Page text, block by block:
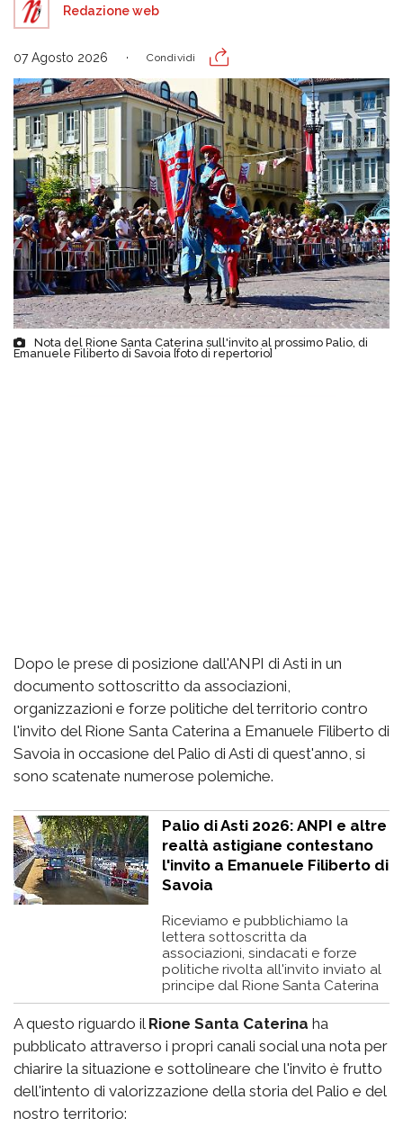
Redazione web
07 Agosto 2026 Condividi
Nota del Rione Santa Caterina sull'invito al prossimo Palio, di
Emanuele Filiberto di Savoia [foto di repertorio]
Dopo le prese di posizione dall'ANPI di Asti in un
documento sottoscritto da associazioni,
organizzazioni e forze politiche del territorio contro
l'invito del Rione Santa Caterina a Emanuele Filiberto di
Savoia in occasione del Palio di Asti di quest'anno, si
sono scatenate numerose polemiche.
Palio di Asti 2026: ANPI e altre
realtà astigiane contestano
l'invito a Emanuele Filiberto di
Savoia
Riceviamo e pubblichiamo la
lettera sottoscritta da
associazioni, sindacati e forze
politiche rivolta all'invito inviato al
principe dal Rione Santa Caterina
A questo riguardo il Rione Santa Caterina ha
pubblicato attraverso i propri canali social una nota per
chiarire la situazione e sottolineare che l'invito è frutto
dell'intento di valorizzazione della storia del Palio e del
nostro territorio: